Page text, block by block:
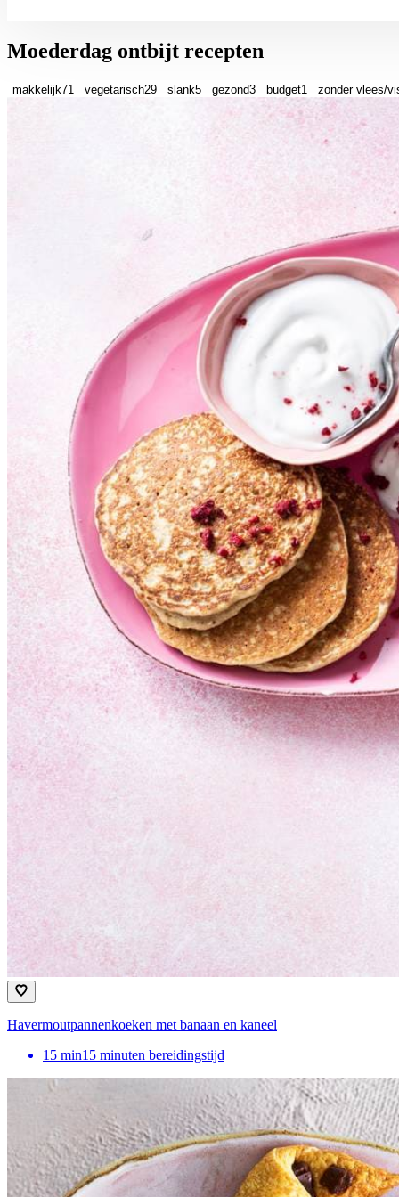
Moederdag ontbijt recepten
makkelijk71 vegetarisch29 slank5 gezond3 budget1 zonder vlees/
Havermoutpannenkoeken met banaan en kaneel
15 min15 minuten bereidingstijd